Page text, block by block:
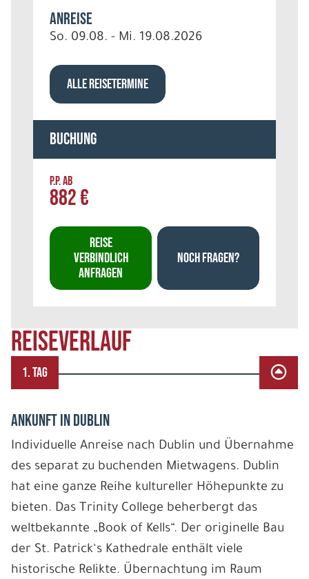
REISEVERLAUF
1. TAG
ANKUNFT IN DUBLIN
Individuelle Anreise nach Dublin und Übernahme
des separat zu buchenden Mietwagens. Dublin
hat eine ganze Reihe kultureller Höhepunkte zu
bieten. Das Trinity College beherbergt das
weltbekannte „Book of Kells“. Der originelle Bau
der St. Patrick‘s Kathedrale enthält viele
historische Relikte. Übernachtung im Raum
Anreise
So. 09.08. - Mi. 19.08.2026
ALLE REISETERMINE
Buchung
P.P. AB
882 €
REISE
VERBINDLICH
ANFRAGEN
NOCH FRAGEN?